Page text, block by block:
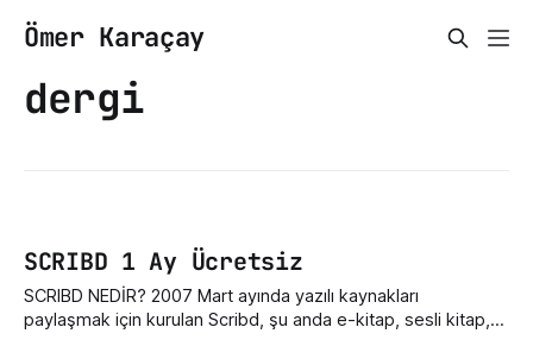
Ömer Karaçay
dergi
SCRIBD 1 Ay Ücretsiz
SCRIBD NEDİR? 2007 Mart ayında yazılı kaynakları
paylaşmak için kurulan Scribd, şu anda e-kitap, sesli kitap,